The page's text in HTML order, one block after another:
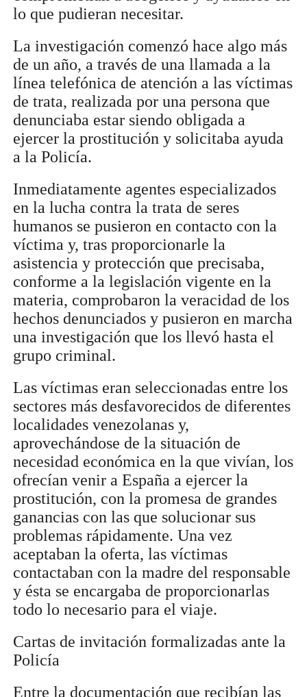
lo que pudieran necesitar.
La investigación comenzó hace algo más
de un año, a través de una llamada a la
línea telefónica de atención a las víctimas
de trata, realizada por una persona que
denunciaba estar siendo obligada a
ejercer la prostitución y solicitaba ayuda
a la Policía.
Inmediatamente agentes especializados
en la lucha contra la trata de seres
humanos se pusieron en contacto con la
víctima y, tras proporcionarle la
asistencia y protección que precisaba,
conforme a la legislación vigente en la
materia, comprobaron la veracidad de los
hechos denunciados y pusieron en marcha
una investigación que los llevó hasta el
grupo criminal.
Las víctimas eran seleccionadas entre los
sectores más desfavorecidos de diferentes
localidades venezolanas y,
aprovechándose de la situación de
necesidad económica en la que vivían, los
ofrecían venir a España a ejercer la
prostitución, con la promesa de grandes
ganancias con las que solucionar sus
problemas rápidamente. Una vez
aceptaban la oferta, las víctimas
contactaban con la madre del responsable
y ésta se encargaba de proporcionarlas
todo lo necesario para el viaje.
Cartas de invitación formalizadas ante la
Policía
Entre la documentación que recibían las